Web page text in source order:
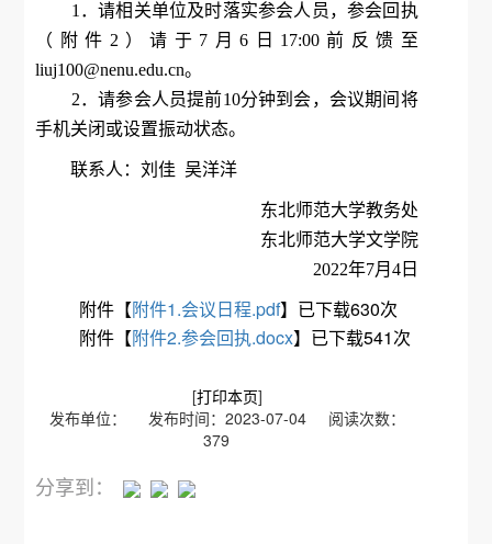
1．请相关单位及时落实参会人员，参会回执
（附件2）请于7月6日17:00前反馈至
liuj100@nenu.edu.cn。
2．请参会人员提前10分钟到会，会议期间将
手机关闭或设置振动状态。
联系人：刘佳 吴洋洋
东北师范大学教务处
东北师范大学文学院
2022年7月4日
附件【附件1.会议日程.pdf】已下载630次
附件【附件2.参会回执.docx】已下载541次
[打印本页]
发布单位： 发布时间：2023-07-04 阅读次数：
379
分享到：